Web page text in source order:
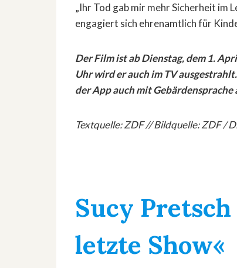
„Ihr Tod gab mir mehr Sicherheit im
engagiert sich ehrenamtlich für
Der Film ist ab Dienstag, dem 1.
Uhr wird er auch im TV
der App auch mit Gebärdensprache
Textquelle: ZDF // Bildquelle: ZDF /
Sucy
letzte Show«